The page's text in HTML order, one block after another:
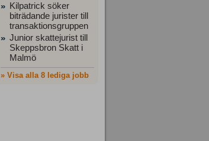
» Kilpatrick söker
biträdande jurister till
transaktionsgruppen
» Junior skattejurist till
Skeppsbron Skatt i
Malmö
» Visa alla 8 lediga jobb